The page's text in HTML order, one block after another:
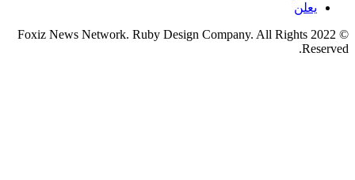
يعلن
© 2022 Foxiz News Network. Ruby Design Company. All Rights
Reserved.